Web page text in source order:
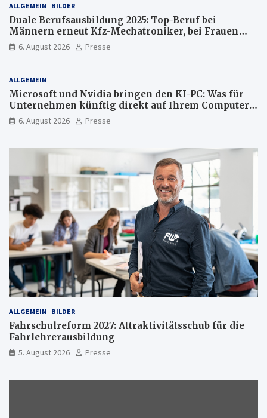
ALLGEMEIN BILDER
Duale Berufsausbildung 2025: Top-Beruf bei
Männern erneut Kfz-Mechatroniker, bei Frauen
medizinische Fachangestellte
6. August 2026 Presse
ALLGEMEIN
Microsoft und Nvidia bringen den KI-PC: Was für
Unternehmen künftig direkt auf Ihrem Computer
läuft und was weiter in der Cloud bleibt
6. August 2026 Presse
ALLGEMEIN BILDER
Fahrschulreform 2027: Attraktivitätsschub für die
Fahrlehrerausbildung
5. August 2026 Presse